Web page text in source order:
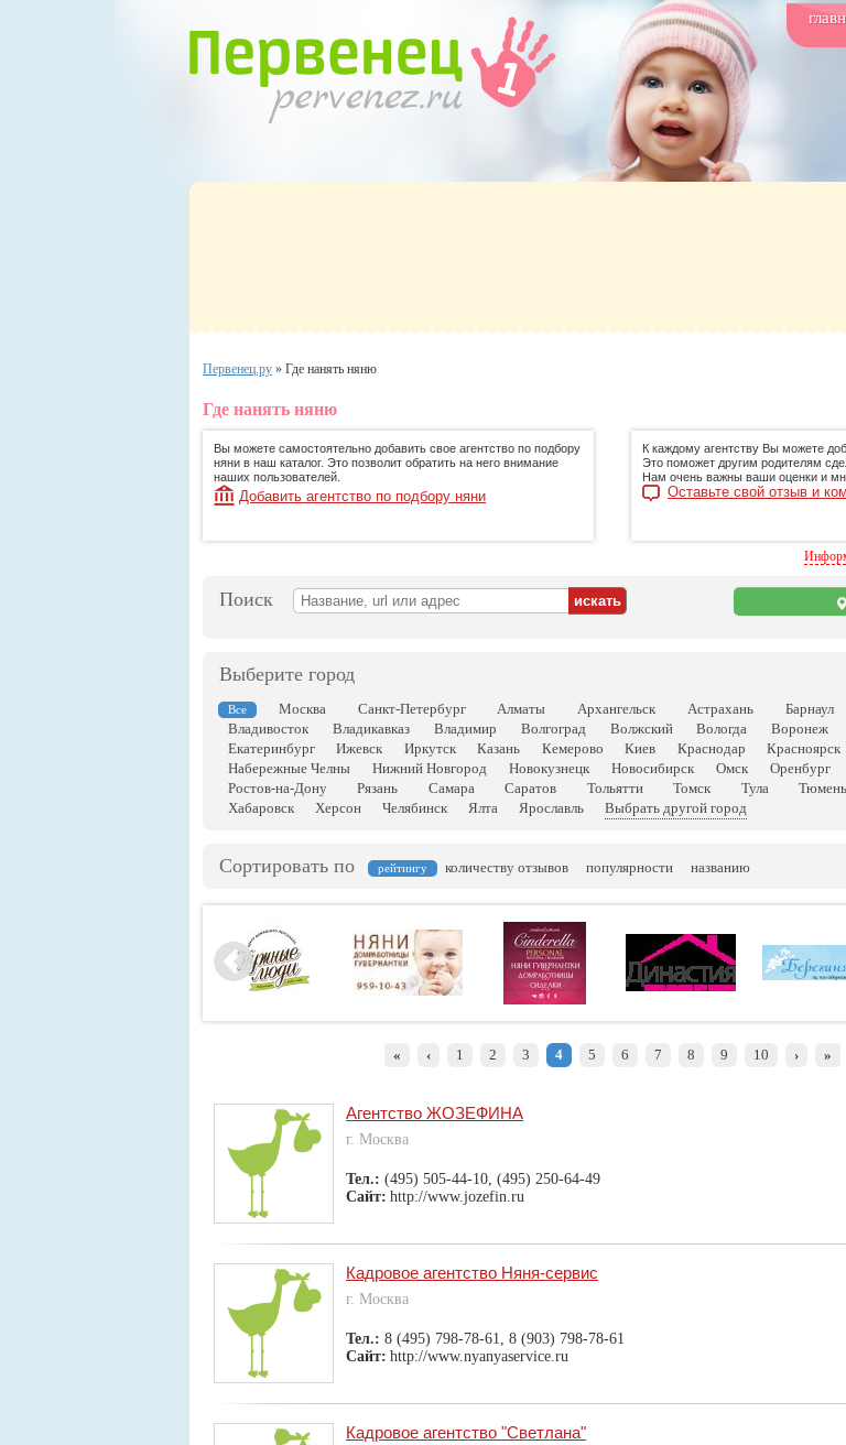
Первенец.ру » Где нанять няню
Где нанять няню
Вы можете самостоятельно добавить свое агентство по подбору
няни в наш каталог. Это позволит обратить на него внимание
наших пользователей.
Добавить агентство по подбору няни
К каждому агентству Вы можете
Это поможет другим родителям
Нам очень важны ваши оценки и
Оставьте свой отзыв и
Поиск
Выберите город
Все Москва Санкт-Петербург Алматы Архангельск Астрахань Барнаул
Владивосток
Владикавказ Владимир Волгоград Волжский Вологда Воронеж
Екатеринбург
Ижевск Иркутск Казань Кемерово Киев Краснодар Красноярск
Набережные Челны
Нижний Новгород Новокузнецк Новосибирск Омск Оренбург
Ростов-на-Дону
Рязань Самара Саратов Тольятти Томск Тула Тюмень
Хабаровск
Херсон Челябинск Ялта Ярославль Выбрать другой город
Сортировать по рейтингу количеству отзывов популярности названию
« ‹ 1 2 3 4 5 6 7 8 9 10 › »
Агентство ЖОЗЕФИНА
г. Москва
Тел.: (495) 505-44-10, (495) 250-64-49
Сайт: http://www.jozefin.ru
Кадровое агентство Няня-сервис
г. Москва
Тел.: 8 (495) 798-78-61, 8 (903) 798-78-61
Сайт: http://www.nyanyaservice.ru
Кадровое агентство "Светлана"